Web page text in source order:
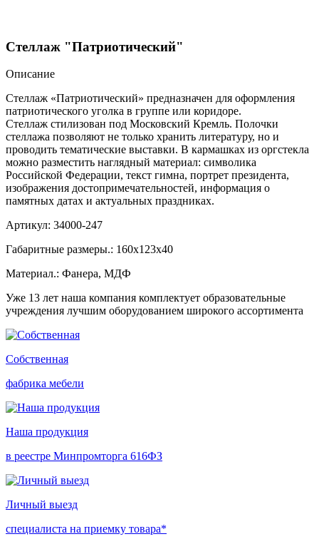
Стеллаж "Патриотический"
Описание
Стеллаж «Патриотический» предназначен для оформления
патриотического уголка в группе или коридоре.
Стеллаж стилизован под Московский Кремль. Полочки
стеллажа позволяют не только хранить литературу, но и
проводить тематические выставки. В кармашках из оргстекла
можно разместить наглядный материал: символика
Российской Федерации, текст гимна, портрет президента,
изображения достопримечательностей, информация о
памятных датах и актуальных праздниках.
Артикул: 34000-247
Габаритные размеры.: 160х123х40
Материал.: Фанера, МДФ
Уже 13 лет наша компания комплектует образовательные
учреждения лучшим оборудованием широкого ассортимента
Собственная
фабрика мебели
Наша продукция
в реестре Минпромторга 616ФЗ
Личный выезд
специалиста на приемку товара*